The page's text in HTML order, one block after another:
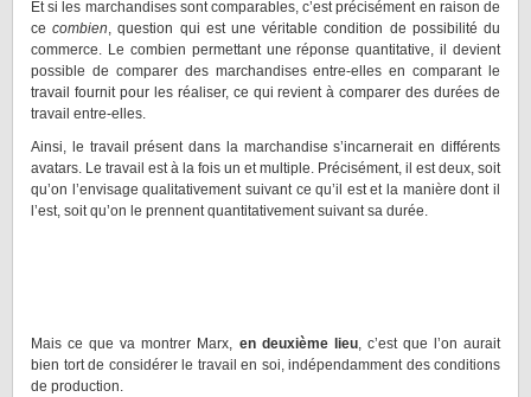
Et si les marchandises sont comparables, c’est précisément en raison de
cecombien, question qui est une véritable condition de possibilité du
commerce. Le combien permettant une réponse quantitative, il devient
possible de comparer des marchandises entre-elles en comparant le
travail fournit pour les réaliser, ce qui revient à comparer des durées de
travail entre-elles.
Ainsi, le travail présent dans la marchandise s’incarnerait en différents
avatars. Le travail est à la fois un et multiple. Précisément, il est deux, soit
qu’on l’envisage qualitativement suivant ce qu’il est et la manière dont il
l’est, soit qu’on le prennent quantitativement suivant sa durée.
Mais ce que va montrer Marx, en deuxième lieu, c’est que l’on aurait
bien tort de considérer le travail en soi, indépendamment des conditions
de production.